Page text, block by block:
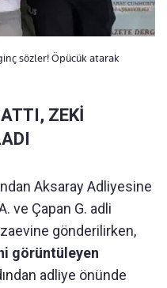
sözler! Öpücük atarak
ZEKİ
Aksaray Adliyesine
ve Çapan G. adli
gönderilirken,
görüntüleyen
adliye önünde